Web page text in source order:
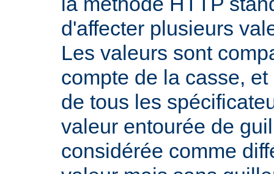
d'affecter plusieurs
Les valeurs sont
compte de la casse,
de tous les
valeur entourée de
considérée comme